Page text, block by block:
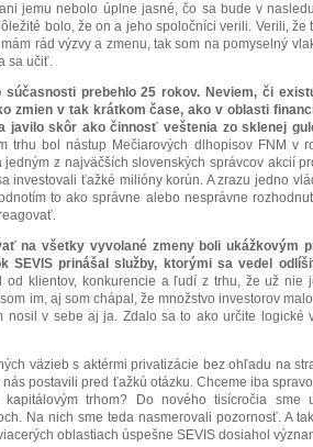
jemu nebolo úplne jasné, čo sa bude v
bolo, že on a jeho spoločníci verili. Verili, že
rád výzvy a zmenu, tak som na pomyselný
sa učiť.
súčasnosti prebehlo 25 rokov. Neviem, či
zmien v tak krátkom čase, ako v oblasti
javilo skôr ako činnosť veštenia zo sklenej
trhu bol nástup Mečiarových dlhopisov FNM v
z najväčších slovenských správcov akcií
investovali ťažké milióny korún. A zrazu jedno
to ako správne alebo nesprávne
na všetky vyvolané zmeny boli ukážkovým
SEVIS prinášal služby, ktorými sa vedel
od klientov, konkurencie a ľudí z trhu, že už nie
im, aj som chápal, že množstvo investorov
nosil v sebe aj ja. Zdalo sa to ako určite logické
väzieb s aktérmi privatizácie bez ohľadu na
postavili pred ťažkú otázku. Chceme iba
trhom? Do nového tisícročia sme
Na nich sme teda nasmerovali pozornosť. A
oblastiach úspešne SEVIS dosiahol